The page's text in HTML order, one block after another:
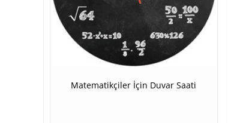
Matematikçiler İçin Duvar Saati